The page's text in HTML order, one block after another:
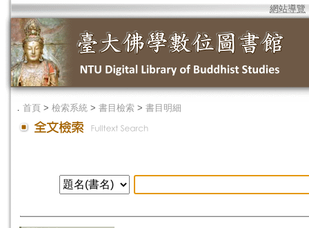
網站導覽
． 首頁 > 檢索系統 > 書目檢索 > 書目明細